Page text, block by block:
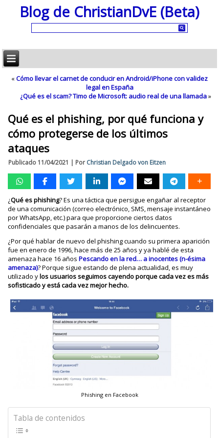
Blog de ChristianDvE (Beta)
«Cómo llevar el carnet de conducir en Android/iPhone con validez
legal en España
¿Qué es el scam? Timo de Microsoft: audio real de una llamada»
Qué es el phishing, por qué funciona y
cómo protegerse de los últimos
ataques
Publicado 11/04/2021 | Por Christian Delgado von Eitzen
¿Qué es phishing? Es una táctica que persigue engañar al receptor
de una comunicación (correo electrónico, SMS, mensaje instantáneo
por WhatsApp, etc.) para que proporcione ciertos datos
confidenciales que pasarán a manos de los delincuentes.
¿Por qué hablar de nuevo del phishing cuando su primera aparición
fue en enero de 1996, hace más de 25 años y ya hablé de esta
amenaza hace 16 añosPescando en la red… a inocentes (n-ésima
amenaza)? Porque sigue estando de plena actualidad, es muy
utilizado ylos usuarios seguimos cayendo porque cada vez es más
sofisticado y está cada vez mejor hecho.
Phishing en Facebook
Tabla de contenidos